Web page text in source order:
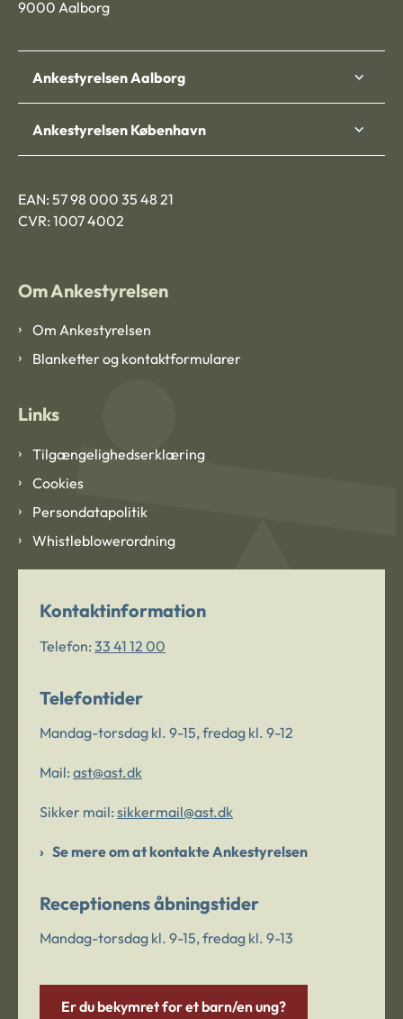
9000 Aalborg
Ankestyrelsen Aalborg
Ankestyrelsen København
EAN: 57 98 000 35 48 21
CVR: 1007 4002
Om Ankestyrelsen
Om Ankestyrelsen
Blanketter og kontaktformularer
Links
Tilgængelighedserklæring
Cookies
Persondatapolitik
Whistleblowerordning
Kontaktinformation
Telefon: 33 41 12 00
Telefontider
Mandag-torsdag kl. 9-15, fredag kl. 9-12
Mail: ast@ast.dk
Sikker mail: sikkermail@ast.dk
Se mere om at kontakte Ankestyrelsen
Receptionens åbningstider
Mandag-torsdag kl. 9-15, fredag kl. 9-13
Er du bekymret for et barn/en ung?